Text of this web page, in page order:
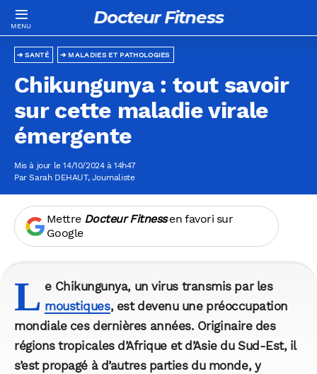
Docteur Fitness
MALADIES ET PATHOLOGIES
SANTÉ
Chikungunya : tout savoir
sur cette maladie virale
émergente
Mis à jour le 14/10/2024 à 14h47
ParSarah DEHAUT, Journaliste
Mettre Docteur Fitnessen favori sur
Google
L e Chikungunya, un virus transmis par les
moustiques, est devenu une préoccupation
mondiale ces dernières années. Originaire des
régions tropicales d’Afrique et d’Asie du Sud-Est, il
s’est propagé à d’autres parties du monde, y